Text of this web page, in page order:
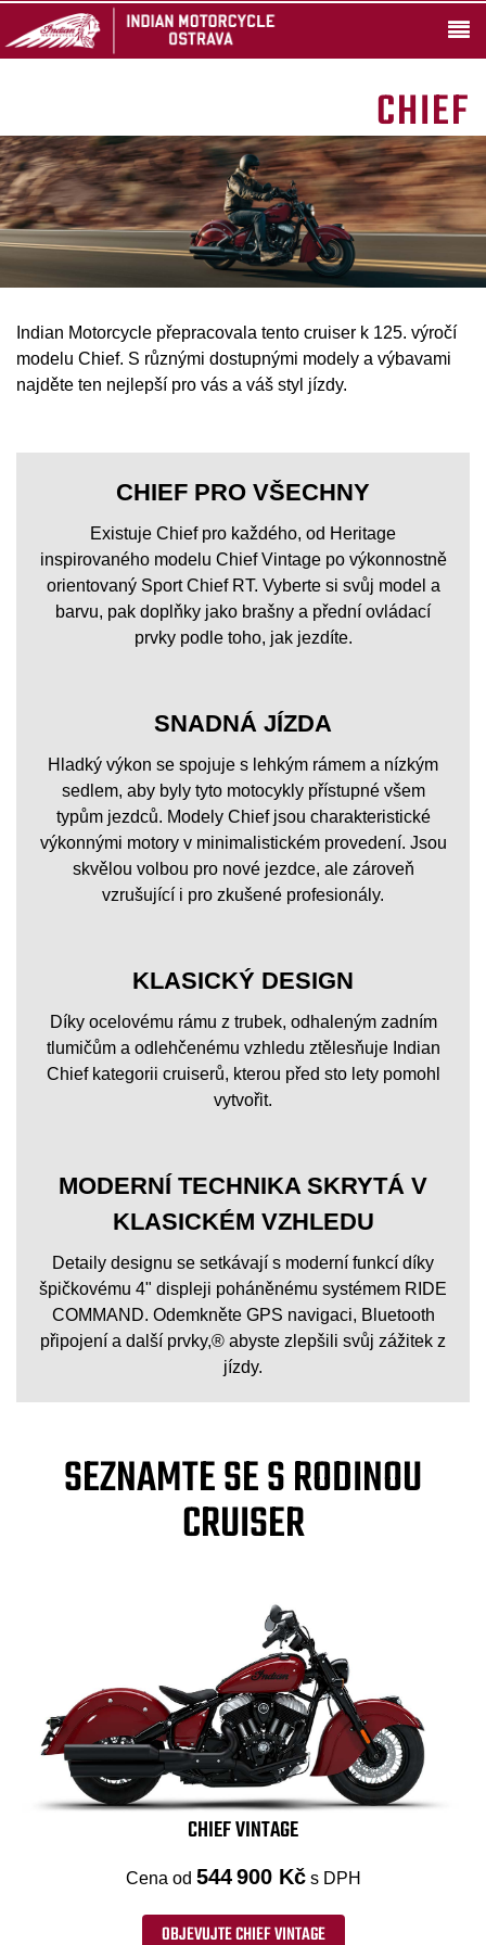
CHIEF
Indian Motorcycle přepracovala tento cruiser k 125. výročí
modelu Chief. S různými dostupnými modely a výbavami
najděte ten nejlepší pro vás a váš styl jízdy.
CHIEF PRO VŠECHNY
Existuje Chief pro každého, od Heritage
inspirovaného modelu Chief Vintage po výkonnostně
orientovaný Sport Chief RT. Vyberte si svůj model a
barvu, pak doplňky jako brašny a přední ovládací
prvky podle toho, jak jezdíte.
SNADNÁ JÍZDA
Hladký výkon se spojuje s lehkým rámem a nízkým
sedlem, aby byly tyto motocykly přístupné všem
typům jezdců. Modely Chief jsou charakteristické
výkonnými motory v minimalistickém provedení. Jsou
skvělou volbou pro nové jezdce, ale zároveň
vzrušující i pro zkušené profesionály.
KLASICKÝ DESIGN
Díky ocelovému rámu z trubek, odhaleným zadním
tlumičům a odlehčenému vzhledu ztělesňuje Indian
Chief kategorii cruiserů, kterou před sto lety pomohl
vytvořit.
MODERNÍ TECHNIKA SKRYTÁ V
KLASICKÉM VZHLEDU
Detaily designu se setkávají s moderní funkcí díky
špičkovému 4" displeji poháněnému systémem RIDE
COMMAND. Odemkněte GPS navigaci, Bluetooth
připojení a další prvky,® abyste zlepšili svůj zážitek z
jízdy.
SEZNAMTE SE S RODINOU
CRUISER
CHIEF VINTAGE
Cena od 544 900 Kč s DPH
OBJEVUJTE CHIEF VINTAGE